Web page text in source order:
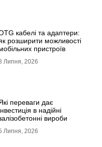
кабелі та адаптери:
розширити можливості
пристроїв
Липня, 2026
переваги дає
в надійні
вироби
Липня, 2026